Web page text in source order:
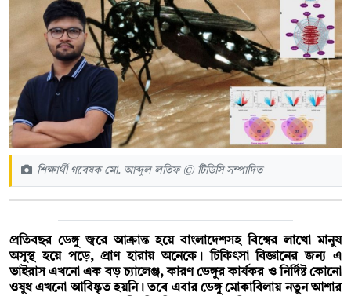
শিক্ষার্থী গবেষক মো. আব্দুল লতিফ © টিডিসি সম্পাদিত
প্রতিবছর ডেঙ্গু জ্বরে আক্রান্ত হয়ে বাংলাদেশসহ বিশ্বের লাখো মানুষ
অসুস্থ হয়ে পড়ে, প্রাণ হারায় অনেকে। চিকিৎসা বিজ্ঞানের জন্য এ
ভাইরাস এখনো এক বড় চ্যালেঞ্জ, কারণ ডেঙ্গুর কার্যকর ও নির্দিষ্ট কোনো
ওষুধ এখনো আবিষ্কৃত হয়নি। তবে এবার ডেঙ্গু মোকাবিলায় নতুন আশার